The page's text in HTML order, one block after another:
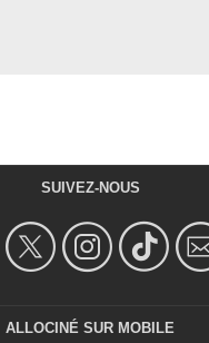
SUIVEZ-NOUS
ALLOCINÉ SUR MOBILE